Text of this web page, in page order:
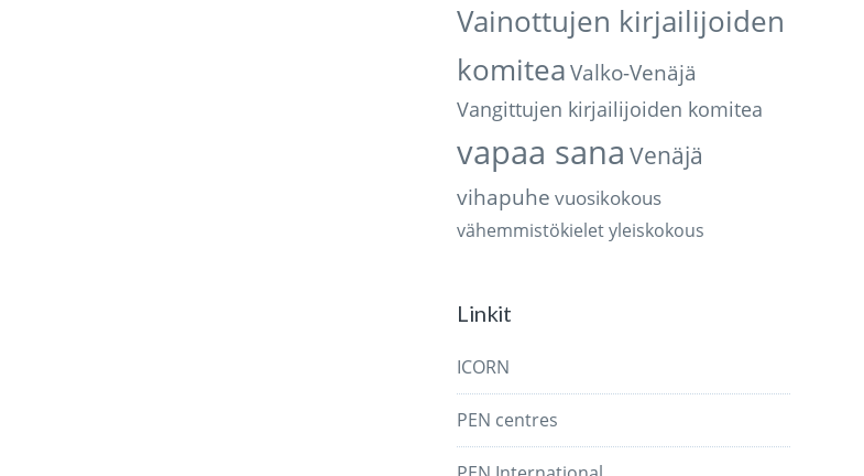
Vainottujen kirjailijoiden
komitea Valko-Venäjä
Vangittujen kirjailijoiden komitea
vapaa sana Venäjä
vihapuhe vuosikokous
vähemmistökieletyleiskokous
Linkit
ICORN
PEN centres